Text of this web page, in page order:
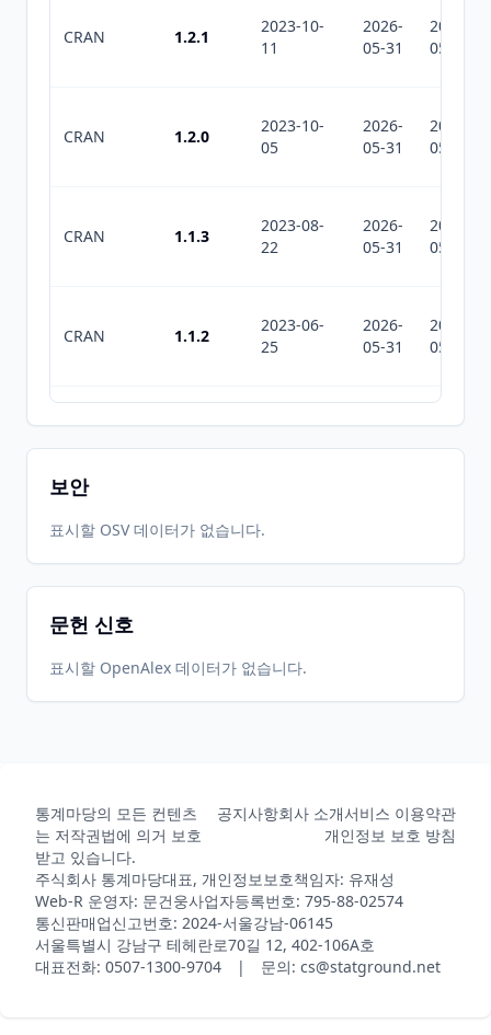
CRAN 1.2.1
2023-10-
11
2026-
05-31
2026-
05-31
CRAN 1.2.0
2023-10-
05
2026-
05-31
2026-
05-31
CRAN 1.1.3
2023-08-
22
2026-
05-31
2026-
05-31
CRAN 1.1.2
2023-06-
25
2026-
05-31
2026-
05-31
2023-06-
12
2026-
05-31
2026-
05-31
CRAN 1.1.0
CRAN
CRAN 1.2.3
2026-
06-01
2026-
07-10
보안
표시할 OSV 데이터가 없습니다.
문헌 신호
표시할 OpenAlex 데이터가 없습니다.
통계마당의 모든 컨텐츠
는 저작권법에 의거 보호
받고 있습니다.
공지사항회사 소개서비스 이용약관
개인정보 보호 방침
주식회사 통계마당대표, 개인정보보호책임자: 유재성
Web-R 운영자: 문건웅사업자등록번호: 795-88-02574
통신판매업신고번호: 2024-서울강남-06145
서울특별시 강남구 테헤란로70길 12, 402-106A호
대표전화: 0507-1300-9704 | 문의: cs@statground.net